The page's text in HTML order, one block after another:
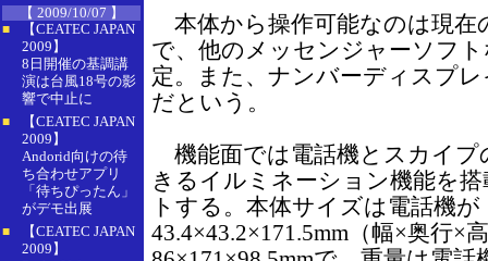
【 2009/10/07 】
■
【CEATEC JAPAN
2009】
8日開催の基調講
演は台風18号の影
響で中止に
■
【CEATEC JAPAN
2009】
Andorid向けの待
ち合わせアプリ
「待ちぴったん」
がデモ出展
■
【CEATEC JAPAN
2009】
本体から操作可能なのは現在
で、他のメッセンジャーソフ
定。また、ナンバーディスプ
だという。
機能面では電話機とスカイプ
きるイルミネーション機能を
トする。本体サイズは電話機が
43.4×43.2×171.5mm（幅×奥行×